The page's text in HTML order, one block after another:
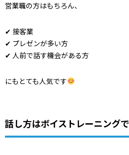
営業職の方はもちろん、
✔ 接客業
✔ プレゼンが多い方
✔ 人前で話す機会がある方
にもとても人気です
話し方はボイストレーニング